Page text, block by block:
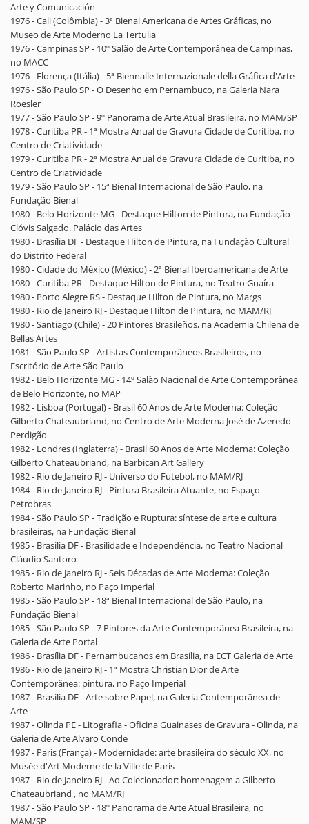
Arte y Comunicación
1976 - Cali (Colômbia) - 3ª Bienal Americana de Artes Gráficas, no
Museo de Arte Moderno La Tertulia
1976 - Campinas SP - 10º Salão de Arte Contemporânea de Campinas,
no MACC
1976 - Florença (Itália) - 5ª Biennalle Internazionale della Gráfica d'Arte
1976 - São Paulo SP - O Desenho em Pernambuco, na Galeria Nara
Roesler
1977 - São Paulo SP - 9º Panorama de Arte Atual Brasileira, no MAM/SP
1978 - Curitiba PR - 1ª Mostra Anual de Gravura Cidade de Curitiba, no
Centro de Criatividade
1979 - Curitiba PR - 2ª Mostra Anual de Gravura Cidade de Curitiba, no
Centro de Criatividade
1979 - São Paulo SP - 15ª Bienal Internacional de São Paulo, na
Fundação Bienal
1980 - Belo Horizonte MG - Destaque Hilton de Pintura, na Fundação
Clóvis Salgado. Palácio das Artes
1980 - Brasília DF - Destaque Hilton de Pintura, na Fundação Cultural
do Distrito Federal
1980 - Cidade do México (México) - 2ª Bienal Iberoamericana de Arte
1980 - Curitiba PR - Destaque Hilton de Pintura, no Teatro Guaíra
1980 - Porto Alegre RS - Destaque Hilton de Pintura, no Margs
1980 - Rio de Janeiro RJ - Destaque Hilton de Pintura, no MAM/RJ
1980 - Santiago (Chile) - 20 Pintores Brasileños, na Academia Chilena de
Bellas Artes
1981 - São Paulo SP - Artistas Contemporâneos Brasileiros, no
Escritório de Arte São Paulo
1982 - Belo Horizonte MG - 14º Salão Nacional de Arte Contemporânea
de Belo Horizonte, no MAP
1982 - Lisboa (Portugal) - Brasil 60 Anos de Arte Moderna: Coleção
Gilberto Chateaubriand, no Centro de Arte Moderna José de Azeredo
Perdigão
1982 - Londres (Inglaterra) - Brasil 60 Anos de Arte Moderna: Coleção
Gilberto Chateaubriand, na Barbican Art Gallery
1982 - Rio de Janeiro RJ - Universo do Futebol, no MAM/RJ
1984 - Rio de Janeiro RJ - Pintura Brasileira Atuante, no Espaço
Petrobras
1984 - São Paulo SP - Tradição e Ruptura: síntese de arte e cultura
brasileiras, na Fundação Bienal
1985 - Brasília DF - Brasilidade e Independência, no Teatro Nacional
Cláudio Santoro
1985 - Rio de Janeiro RJ - Seis Décadas de Arte Moderna: Coleção
Roberto Marinho, no Paço Imperial
1985 - São Paulo SP - 18ª Bienal Internacional de São Paulo, na
Fundação Bienal
1985 - São Paulo SP - 7 Pintores da Arte Contemporânea Brasileira, na
Galeria de Arte Portal
1986 - Brasília DF - Pernambucanos em Brasília, na ECT Galeria de Arte
1986 - Rio de Janeiro RJ - 1ª Mostra Christian Dior de Arte
Contemporânea: pintura, no Paço Imperial
1987 - Brasília DF - Arte sobre Papel, na Galeria Contemporânea de
Arte
1987 - Olinda PE - Litografia - Oficina Guainases de Gravura - Olinda, na
Galeria de Arte Alvaro Conde
1987 - Paris (França) - Modernidade: arte brasileira do século XX, no
Musée d'Art Moderne de la Ville de Paris
1987 - Rio de Janeiro RJ - Ao Colecionador: homenagem a Gilberto
Chateaubriand , no MAM/RJ
1987 - São Paulo SP - 18º Panorama de Arte Atual Brasileira, no
MAM/SP